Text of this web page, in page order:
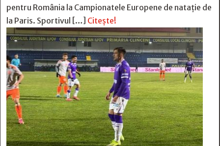
pentru România la Campionatele Europene de natație de
la Paris. Sportivul […] Citește!